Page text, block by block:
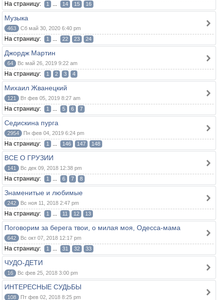
На страницу: 1 ... 14 15 16
Музыка
463 Сб май 30, 2020 6:40 pm
На страницу: 1 ... 22 23 24
Джордж Мартин
64 Вс май 26, 2019 9:22 am
На страницу: 1 2 3 4
Михаил Жванецкий
121 Вт фев 05, 2019 8:27 am
На страницу: 1 ... 5 6 7
Седискина пурга
2954 Пн фев 04, 2019 6:24 pm
На страницу: 1 ... 146 147 148
ВСЕ О ГРУЗИИ
141 Вс дек 09, 2018 12:38 pm
На страницу: 1 ... 6 7 8
Знаменитые и любимые
242 Вс ноя 11, 2018 2:47 pm
На страницу: 1 ... 11 12 13
Поговорим за берега твои, о милая моя, Одесса-мама
642 Вс окт 07, 2018 12:17 pm
На страницу: 1 ... 31 32 33
ЧУДО-ДЕТИ
16 Вс фев 25, 2018 3:00 pm
ИНТЕРЕСНЫЕ СУДЬБЫ
108 Пт фев 02, 2018 8:25 pm